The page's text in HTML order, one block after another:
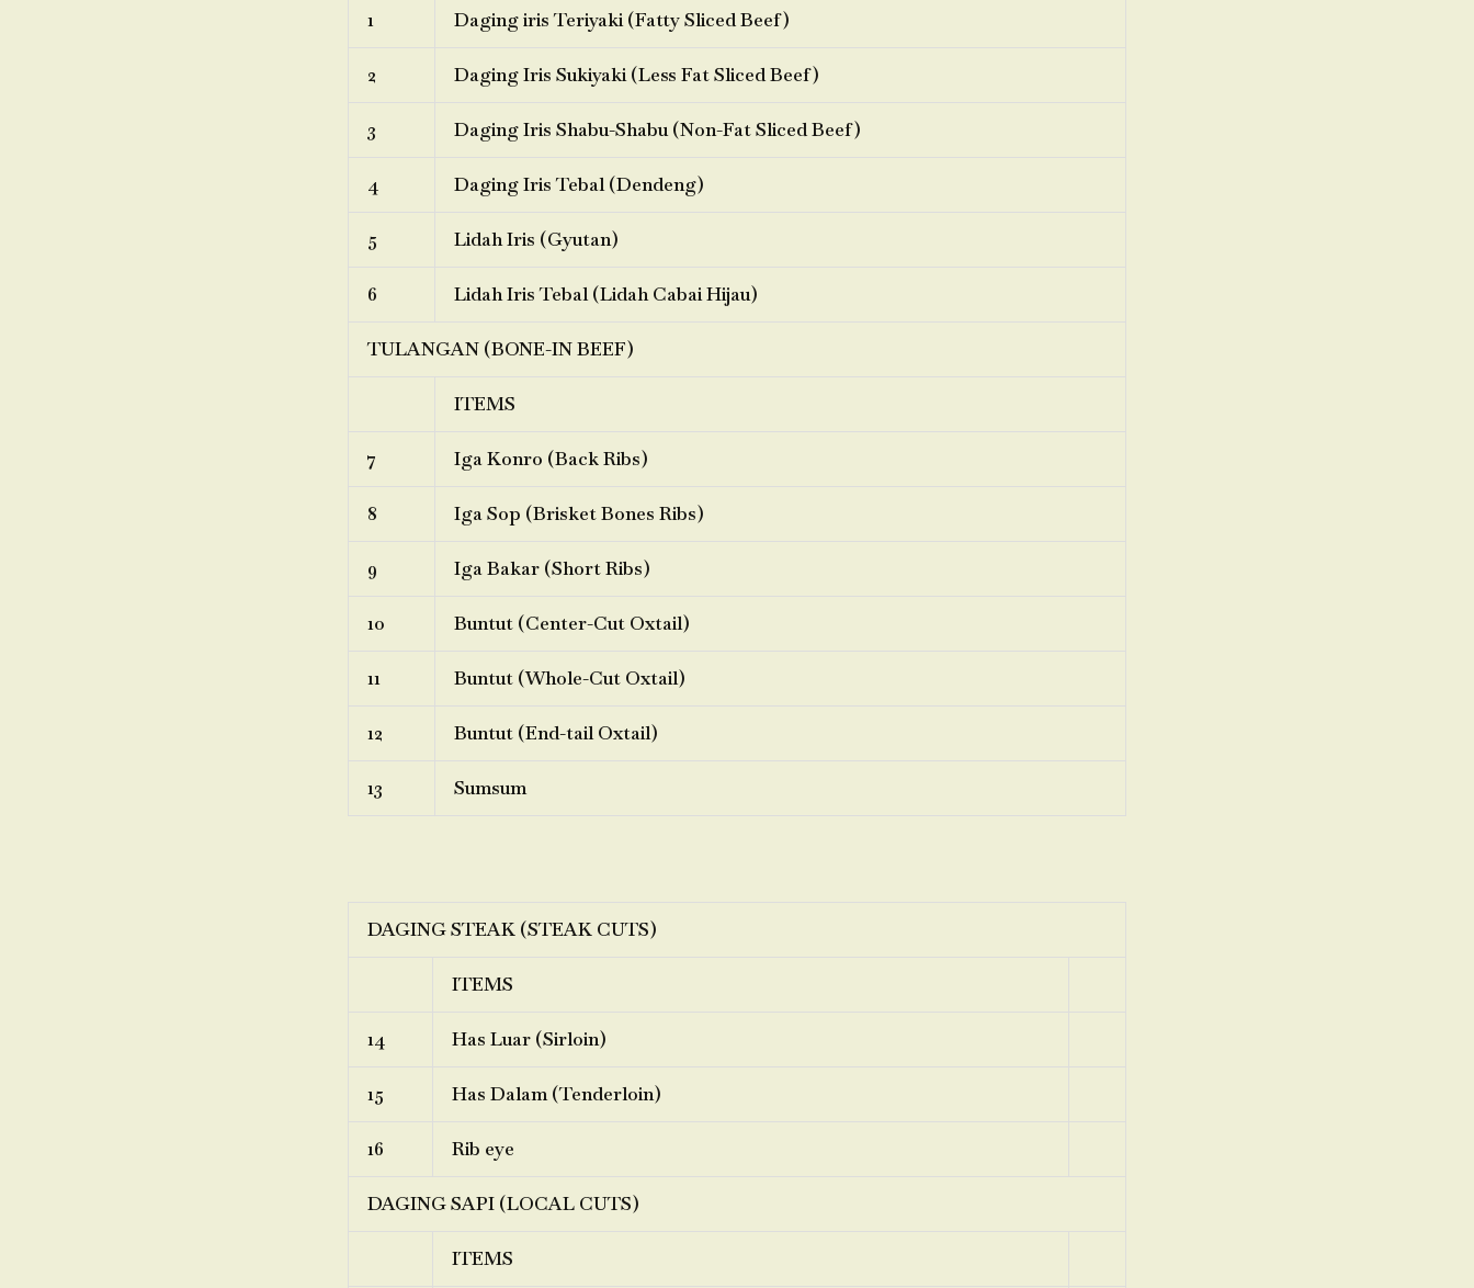
1 Daging iris Teriyaki (Fatty Sliced Beef)
2 Daging Iris Sukiyaki (Less Fat Sliced Beef)
3 Daging Iris Shabu-Shabu (Non-Fat Sliced Beef)
4 Daging Iris Tebal (Dendeng)
5 Lidah Iris (Gyutan)
6 Lidah Iris Tebal (Lidah Cabai Hijau)
TULANGAN (BONE-IN BEEF)
ITEMS
7 Iga Konro (Back Ribs)
8 Iga Sop (Brisket Bones Ribs)
9 Iga Bakar (Short Ribs)
10 Buntut (Center-Cut Oxtail)
11 Buntut (Whole-Cut Oxtail)
12 Buntut (End-tail Oxtail)
13 Sumsum
DAGING STEAK (STEAK CUTS)
ITEMS
14 Has Luar (Sirloin)
15 Has Dalam (Tenderloin)
16 Rib eye
DAGING SAPI (LOCAL CUTS)
ITEMS